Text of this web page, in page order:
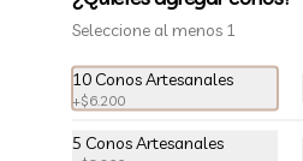
Seleccione al menos 1
10 Conos Artesanales
+$6.200
5 Conos Artesanales